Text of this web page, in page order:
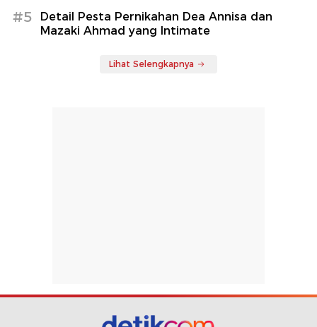
#5
Detail Pesta Pernikahan Dea Annisa dan
Mazaki Ahmad yang Intimate
Lihat Selengkapnya